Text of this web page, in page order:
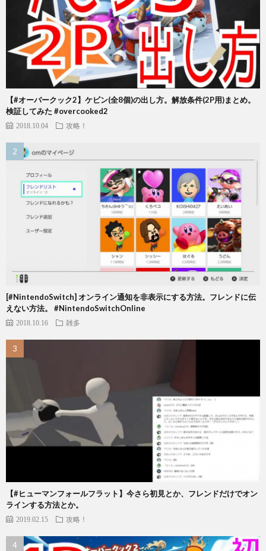
【#オーバークック2】ケビン(全8個)の出し方。解放条件(2P用)まとめ。
検証してみた #overcooked2
2018.10.04 攻略！
[#NintendoSwitch] オンライン通知を非表示にする方法。フレンドに伝
えない方法。 #NintendoSwitchOnline
2018.10.16 雑多
【#ヒューマンフォールフラット】今さら初見とか、フレンドだけでオン
ラインする方法とか。
2019.02.15 攻略！